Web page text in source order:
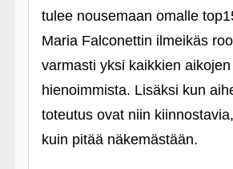
tulee nousemaan omalle
Maria Falconettin ilmeikäs
varmasti yksi kaikkien aikojen
hienoimmista. Lisäksi kun
toteutus ovat niin
kuin pitää näkemästään.